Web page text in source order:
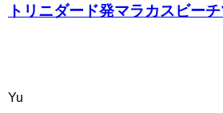
トリニダード発マラカスビー
Yu